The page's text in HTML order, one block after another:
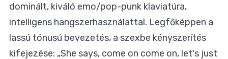
dominált, kiváló emo/pop-punk klaviatúra,
intelligens hangszerhasználattal. Legfőképpen a
lassú tónusú bevezetés, a szexbe kényszerítés
kifejezése: „She says, come on come on, let's just